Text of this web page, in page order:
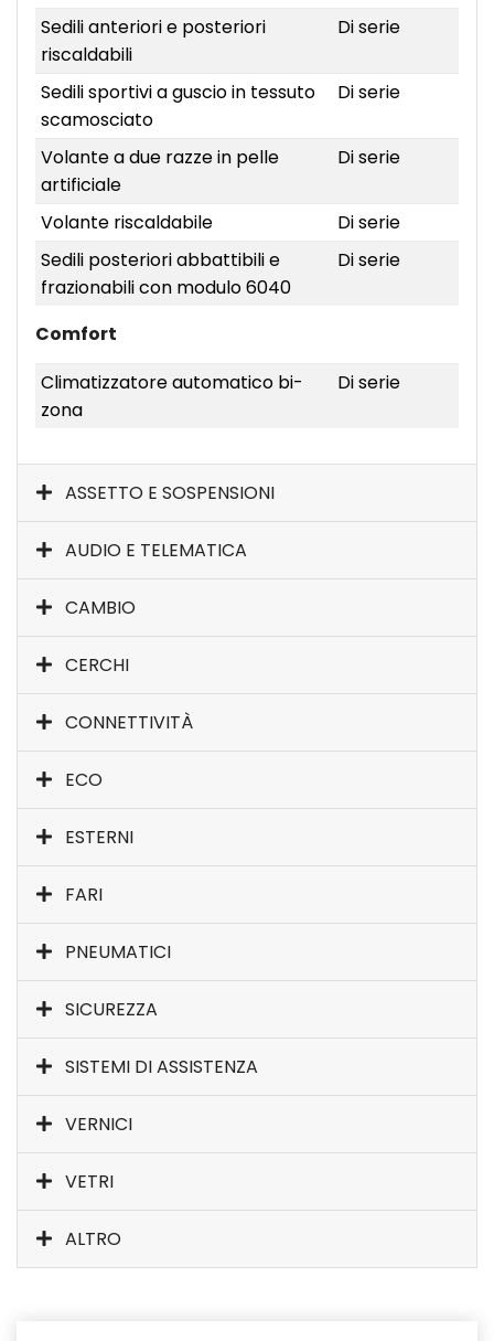
Sedili anteriori e posteriori
riscaldabili
Di serie
Sedili sportivi a guscio in tessuto
scamosciato
Di serie
Volante a due razze in pelle
artificiale
Di serie
Volante riscaldabile
Di serie
Sedili posteriori abbattibili e
frazionabili con modulo 6040
Di serie
Comfort
Climatizzatore automatico bi-
zona
Di serie
ASSETTO E SOSPENSIONI
AUDIO E TELEMATICA
CAMBIO
CERCHI
CONNETTIVITÀ
ECO
ESTERNI
FARI
PNEUMATICI
SICUREZZA
SISTEMI DI ASSISTENZA
VERNICI
VETRI
ALTRO